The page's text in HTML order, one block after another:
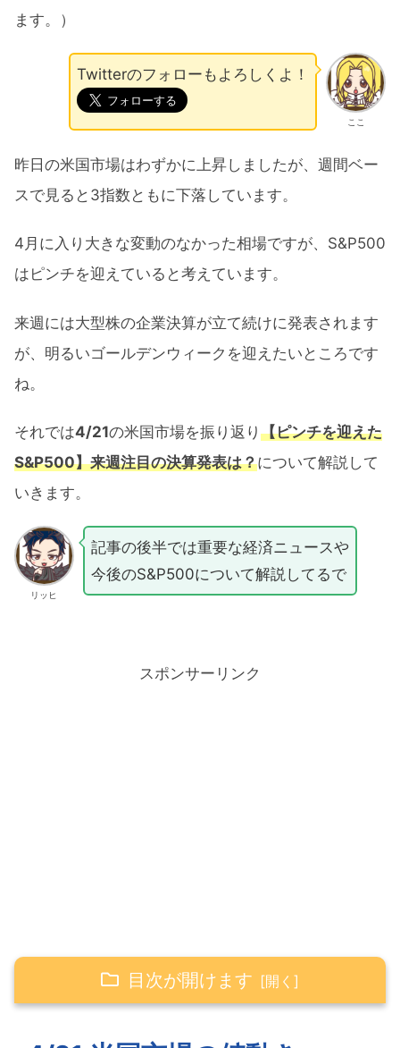
ます。）
ここ
Twitterのフォローもよろしくよ！
昨日の米国市場はわずかに上昇しましたが、週間ベー
スで見ると3指数ともに下落しています。
4月に入り大きな変動のなかった相場ですが、S&P500
はピンチを迎えていると考えています。
来週には大型株の企業決算が立て続けに発表されます
が、明るいゴールデンウィークを迎えたいところです
ね。
それでは4/21の米国市場を振り返り 【ピンチを迎えた
S&P500】来週注目の決算発表は？について解説して
いきます。
リッヒ
記事の後半では重要な経済ニュースや
今後のS&P500について解説してるで
スポンサーリンク
目次が開けます